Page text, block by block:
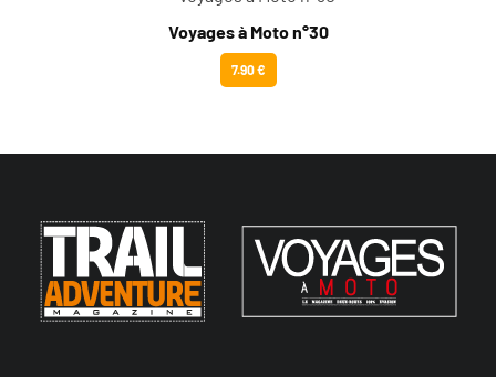
Voyages à Moto n°30
7.90 €